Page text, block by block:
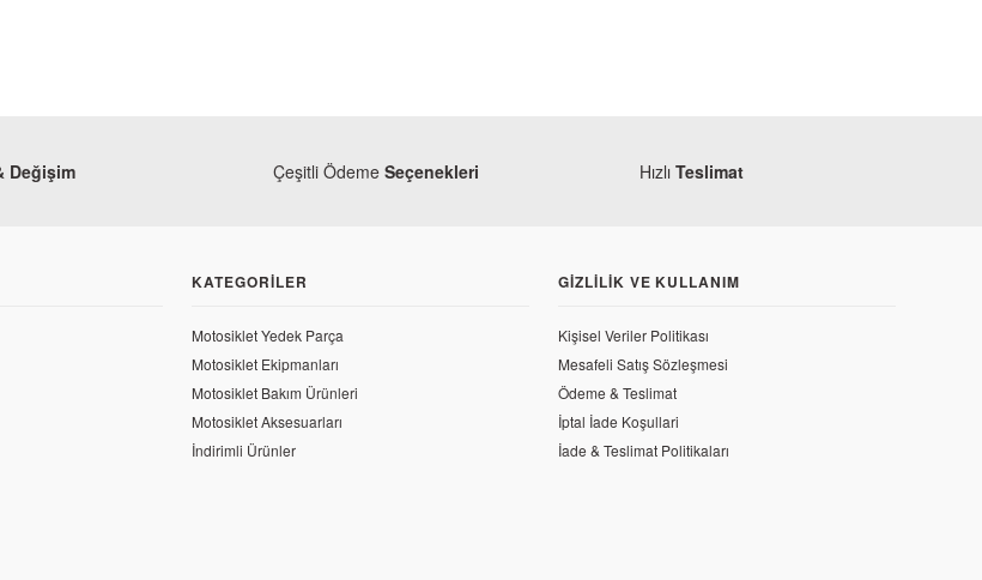
Değişim Çeşitli Ödeme Seçenekleri Hızlı Teslimat
KATEGORILER
Motosiklet Yedek Parça
Motosiklet Ekipmanları
Motosiklet Bakım Ürünleri
Motosiklet Aksesuarları
İndirimli Ürünler
GIZLILIK VE KULLANIM
Kişisel Veriler Politikası
Mesafeli Satış Sözleşmesi
Ödeme & Teslimat
İptal İade Koşullari
İade & Teslimat Politikaları